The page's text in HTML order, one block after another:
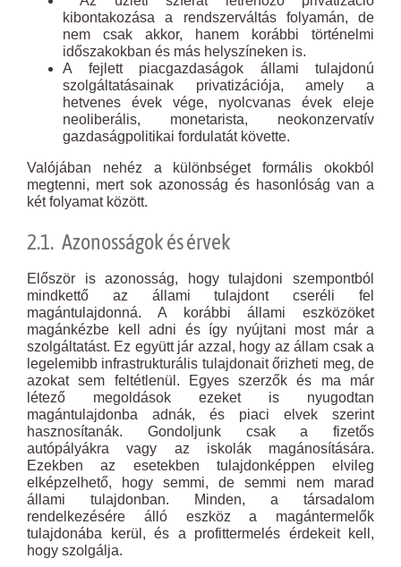
kibontakozása a rendszerváltás folyamán, de
nem csak akkor, hanem korábbi történelmi
időszakokban és más helyszíneken is.
A fejlett piacgazdaságok állami tulajdonú
szolgáltatásainak privatizációja, amely a
hetvenes évek vége, nyolcvanas évek eleje
neoliberális, monetarista, neokonzervatív
gazdaságpolitikai fordulatát követte.
Valójában nehéz a különbséget formális okokból
megtenni, mert sok azonosság és hasonlóság van a
két folyamat között.
2.1. Azonosságok és érvek
Először is azonosság, hogy tulajdoni szempontból
mindkettő az állami tulajdont cseréli fel
magántulajdonná. A korábbi állami eszközöket
magánkézbe kell adni és így nyújtani most már a
szolgáltatást. Ez együtt jár azzal, hogy az állam csak a
legelemibb infrastrukturális tulajdonait őrizheti meg, de
azokat sem feltétlenül. Egyes szerzők és ma már
létező megoldások ezeket is nyugodtan
magántulajdonba adnák, és piaci elvek szerint
hasznosítanák. Gondoljunk csak a fizetős
autópályákra vagy az iskolák magánosítására.
Ezekben az esetekben tulajdonképpen elvileg
elképzelhető, hogy semmi, de semmi nem marad
állami tulajdonban. Minden, a társadalom
rendelkezésére álló eszköz a magántermelők
tulajdonába kerül, és a profittermelés érdekeit kell,
hogy szolgálja.